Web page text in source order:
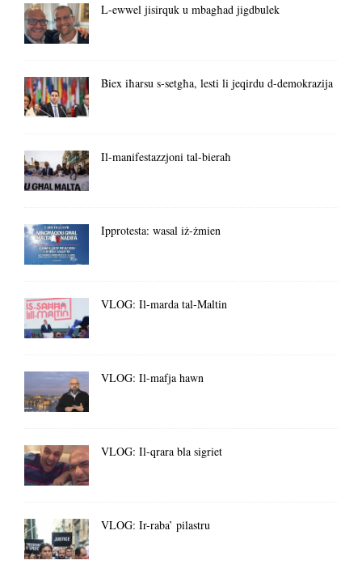
L-ewwel jisirquk u mbagħad jigdbulek
Biex iħarsu s-setgħa, lesti li jeqirdu d-demokrazija
Il-manifestazzjoni tal-bieraħ
Ipprotesta: wasal iż-żmien
VLOG: Il-marda tal-Maltin
VLOG: Il-mafja hawn
VLOG: Il-qrara bla sigriet
VLOG: Ir-raba’ pilastru